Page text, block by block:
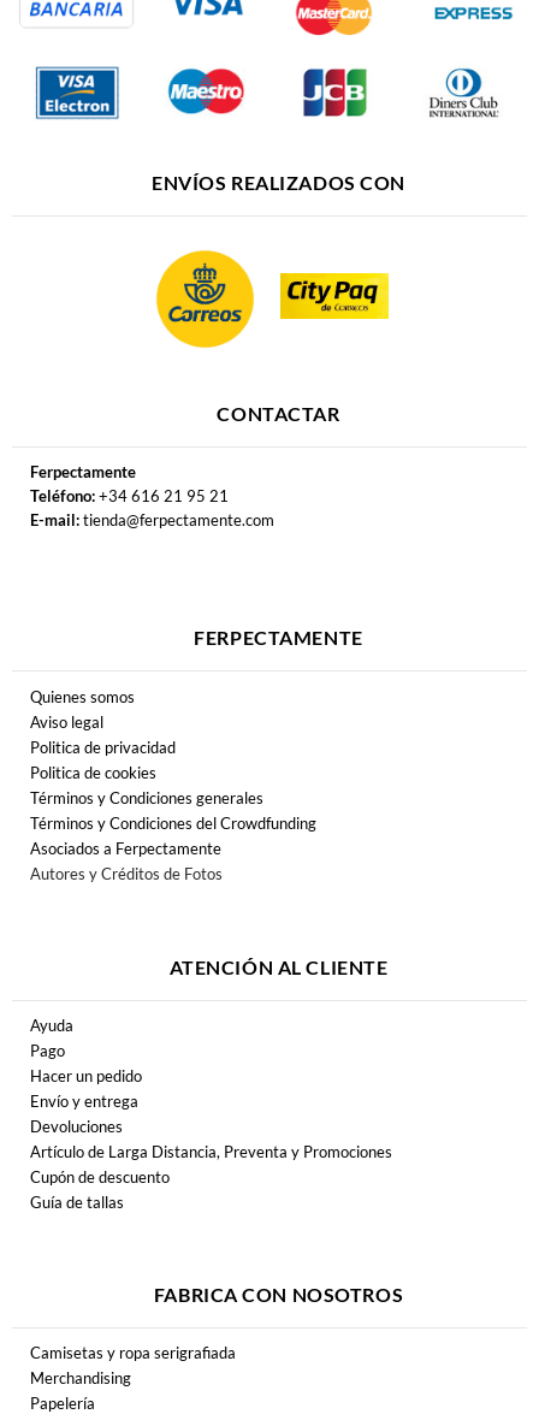
ENVÍOS REALIZADOS CON
CONTACTAR
Ferpectamente
Teléfono:+34 616 21 95 21
E-mail:tienda@ferpectamente.com
FERPECTAMENTE
Quienes somos
Aviso legal
Politica de privacidad
Politica de cookies
Términos y Condiciones generales
Términos y Condiciones del Crowdfunding
Asociados a Ferpectamente
Autores y Créditos de Fotos
ATENCIÓN AL CLIENTE
Ayuda
Pago
Hacer un pedido
Envío y entrega
Devoluciones
Artículo de Larga Distancia, Preventa y Promociones
Cupón de descuento
Guía de tallas
FABRICA CON NOSOTROS
Camisetas y ropa serigrafiada
Merchandising
Papelería